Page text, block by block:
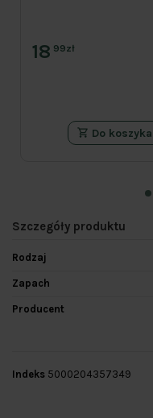
18 99zł
Do koszyka
Szczegóły produktu
Rodzaj
Zapach
Producent
Indeks 5000204357349